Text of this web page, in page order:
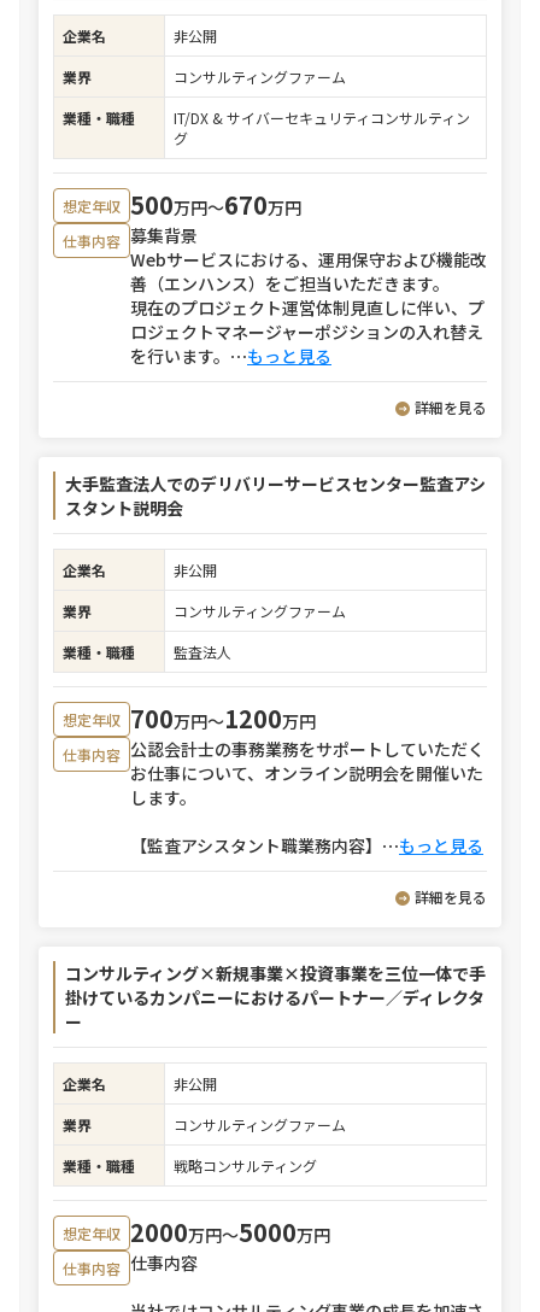
企業名
非公開
業界
コンサルティングファーム
業種・職種
IT/DX & サイバーセキュリティコンサルティン
グ
想定年収 500万円〜670万円
仕事内容 募集背景
Webサービスにおける、運用保守および機能改
善（エンハンス）をご担当いただきます。
現在のプロジェクト運営体制見直しに伴い、プ
ロジェクトマネージャーポジションの入れ替え
を行います。 ⋯もっと見る
詳細を見る
大手監査法人でのデリバリーサービスセンター監査アシ
スタント説明会
企業名
非公開
業界
コンサルティングファーム
業種・職種
監査法人
想定年収 700万円〜1200万円
仕事内容 公認会計士の事務業務をサポートしていただく
お仕事について、オンライン説明会を開催いた
します。
【監査アシスタント職業務内容】 ⋯もっと見る
詳細を見る
コンサルティング×新規事業×投資事業を三位一体で手
掛けているカンパニーにおけるパートナー／ディレクタ
ー
企業名
非公開
業界
コンサルティングファーム
業種・職種
戦略コンサルティング
想定年収 2000万円〜5000万円
仕事内容 仕事内容